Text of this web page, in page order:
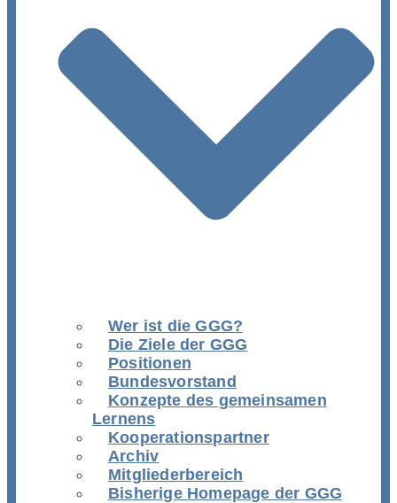
Wer ist die GGG?
Die Ziele der GGG
Positionen
Bundesvorstand
Konzepte des gemeinsamen
Lernens
Kooperationspartner
Archiv
Mitgliederbereich
Bisherige Homepage der GGG